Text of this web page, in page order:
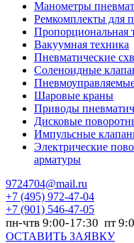
Манометры
Ремкомплекты для
Пропорциональная
Вакуумная техника
Пневматические
Соленоидные
Шаровые краны
Приводы
Дисковые
Импульсные
Электрические
арматуры
9724704@mail.ru
+7 (495) 972-47-04
+7 (901) 546-47-05
пн-чтв 9:00-17:30 пт
ОСТАВИТЬ ЗАЯВКУ